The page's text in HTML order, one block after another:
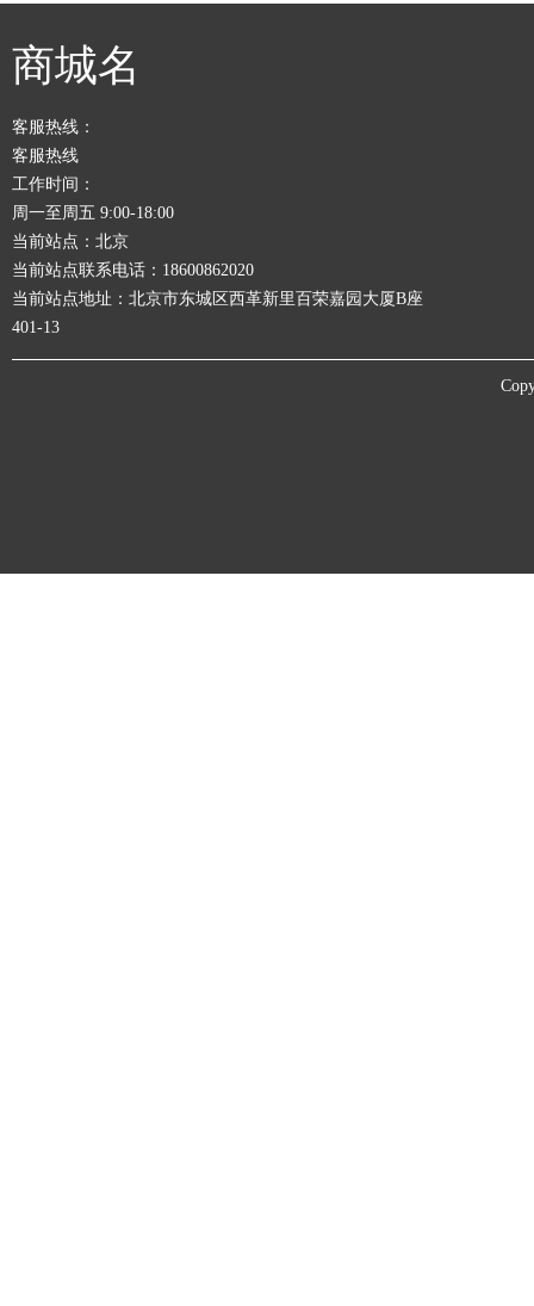
商城名
客服热线：
客服热线
工作时间：
周一至周五 9:00-18:00
当前站点：北京
当前站点联系电话：18600862020
当前站点地址：北京市东城区西革新里百荣嘉园大厦B座
401-13